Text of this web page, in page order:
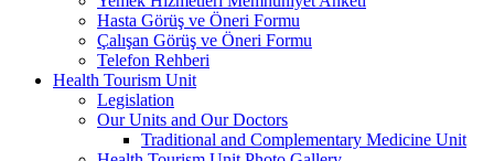
Hasta Görüş ve Öneri Formu
Çalışan Görüş ve Öneri Formu
Telefon Rehberi
Health Tourism Unit
Legislation
Our Units and Our Doctors
Traditional and Complementary Medicine Unit